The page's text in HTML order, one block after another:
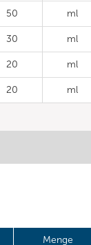
50 ml
30 ml
20 ml
20 ml
Menge